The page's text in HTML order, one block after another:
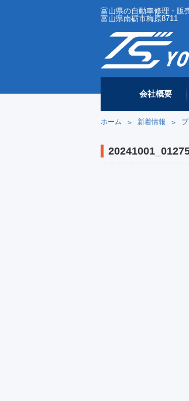
富山県の自動車修理・販
富山県南砺市梅原8711
会社概要
ホーム > 新着情報 >